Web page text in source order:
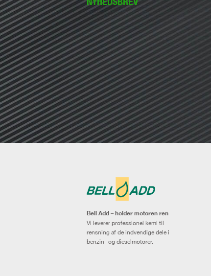
Bell Add – holder motoren ren
Vi leverer professionel kemi til
rensning af de indvendige dele i
benzin- og dieselmotorer.